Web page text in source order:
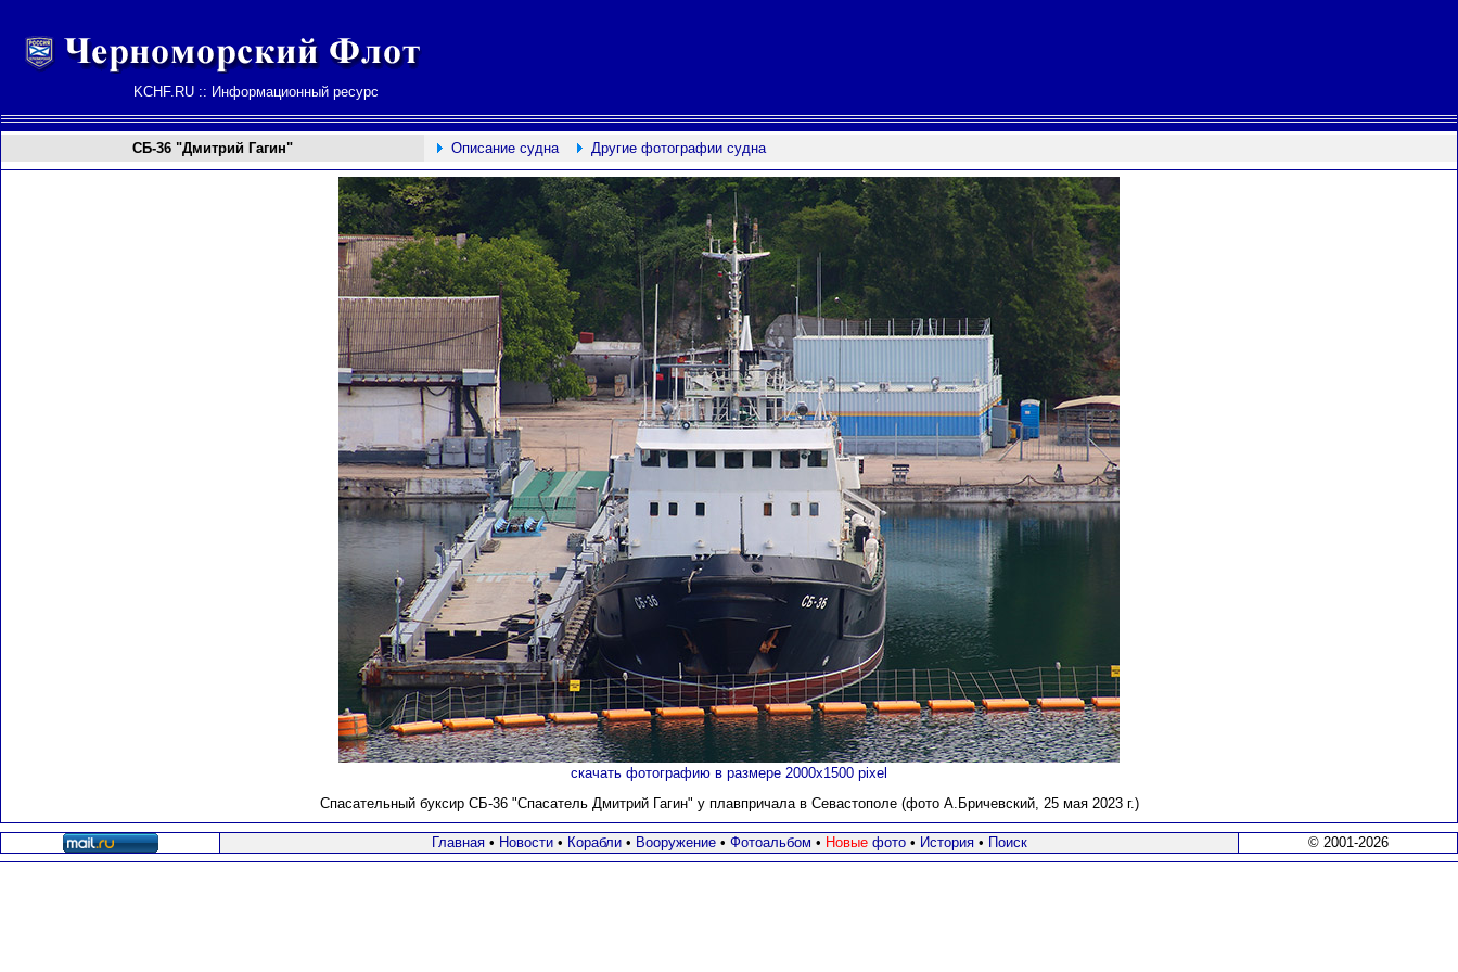
KCHF.RU :: Информационный ресурс
СБ-36 "Дмитрий Гагин" Описание судна Другие фотографии судна
скачать фотографию в размере 2000х1500 pixel
Спасательный буксир СБ-36 "Спасатель Дмитрий Гагин" у плавпричала в Севастополе (фото А.Бричевский, 25 мая 2023 г.)
Главная• Новости• Корабли• Вооружение • Фотоальбом • Новыефото • История• Поиск © 2001-2026